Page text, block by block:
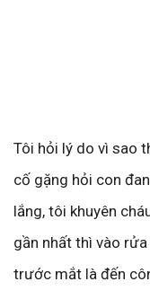
Tôi hỏi lý do vì sao
cố gặng hỏi con
lắng, tôi khuyên
gần nhất thì vào
trước mắt là đến